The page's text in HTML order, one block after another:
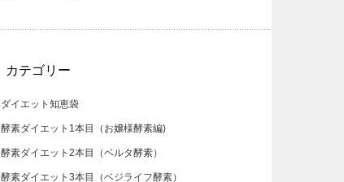
カテゴリー
ダイエット知恵袋
酵素ダイエット1本目（お嬢様酵素編)
酵素ダイエット2本目（ベルタ酵素）
酵素ダイエット3本目（ベジライフ酵素）